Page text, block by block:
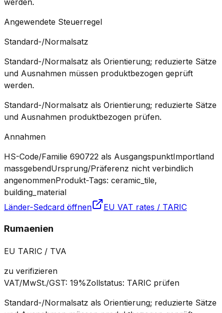
Angewendete Steuerregel
Standard-/Normalsatz
Standard-/Normalsatz als Orientierung; reduzierte Sätze
und Ausnahmen müssen produktbezogen geprüft
werden.
Standard-/Normalsatz als Orientierung; reduzierte Sätze
und Ausnahmen produktbezogen prüfen.
Annahmen
HS-Code/Familie 690722 als AusgangspunktImportland
massgebendUrsprung/Präferenz nicht verbindlich
angenommenProdukt-Tags: ceramic_tile,
building_material
Länder-Sedcard öffnen
EU VAT rates / TARIC
Rumaenien
EU TARIC / TVA
zu verifizieren
VAT/MwSt./GST: 19%Zollstatus: TARIC prüfen
Standard-/Normalsatz als Orientierung; reduzierte Sätze